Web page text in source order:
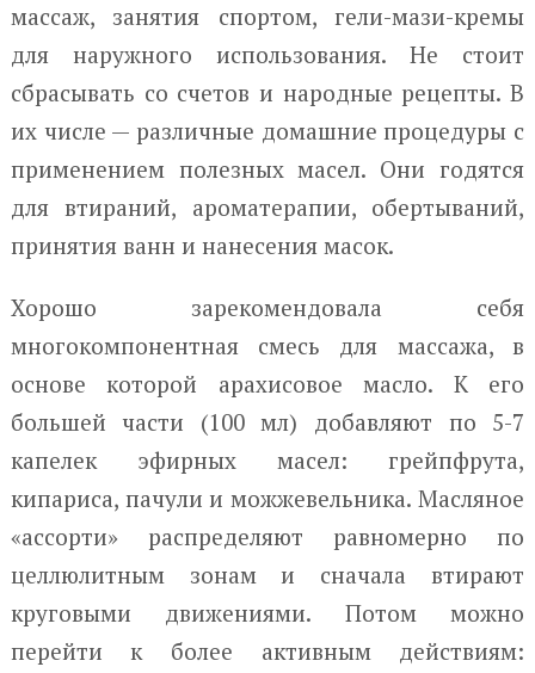
массаж, занятия спортом, гели-мази-кремы
для наружного использования. Не стоит
сбрасывать со счетов и народные рецепты. В
их числе — различные домашние процедуры с
применением полезных масел. Они годятся
для втираний, ароматерапии, обертываний,
принятия ванн и нанесения масок.
Хорошо зарекомендовала себя
многокомпонентная смесь для массажа, в
основе которой арахисовое масло. К его
большей части (100 мл) добавляют по 5-7
капелек эфирных масел: грейпфрута,
кипариса, пачули и можжевельника. Масляное
«ассорти» распределяют равномерно по
целлюлитным зонам и сначала втирают
круговыми движениями. Потом можно
перейти к более активным действиям: